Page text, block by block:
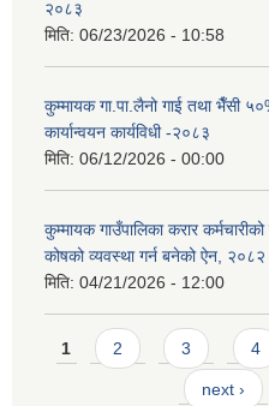
२०८३
मिति: 06/23/2026 - 10:58
कुम्मायक गा.पा.लैनो गाई तथा भैँसी
कार्यान्वयन कार्यविधी -२०८३
मिति: 06/12/2026 - 00:00
कुम्मायक गाउँपालिका करार
कोषको व्यवस्था गर्न बनेको ऐन, २०८२
मिति: 04/21/2026 - 12:00
Pages
1 2 3 4
next ›